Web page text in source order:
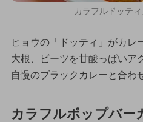
カラフルドッテ
ヒョウの「ドッティ」がカレ
大根、ビーツを甘酸っぱいア
自慢のブラックカレーと合わ
カラフルポップバー